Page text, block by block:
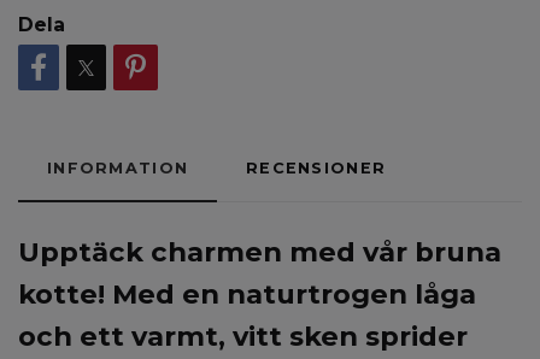
Dela
INFORMATION RECENSIONER
Upptäck charmen med vår bruna
kotte! Med en naturtrogen låga
och ett varmt, vitt sken sprider